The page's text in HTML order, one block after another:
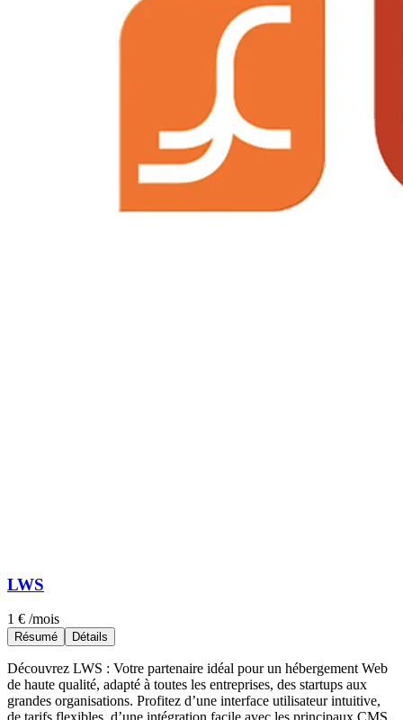
LWS
1 € /mois
Résumé Détails
Découvrez LWS : Votre partenaire idéal pour un hébergement Web
de haute qualité, adapté à toutes les entreprises, des startups aux
grandes organisations. Profitez d’une interface utilisateur intuitive,